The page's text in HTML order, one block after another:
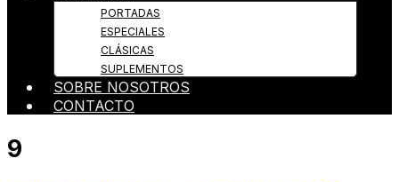
PORTADAS
ESPECIALES
CLÁSICAS
SUPLEMENTOS
SOBRE NOSOTROS
CONTACTO
9